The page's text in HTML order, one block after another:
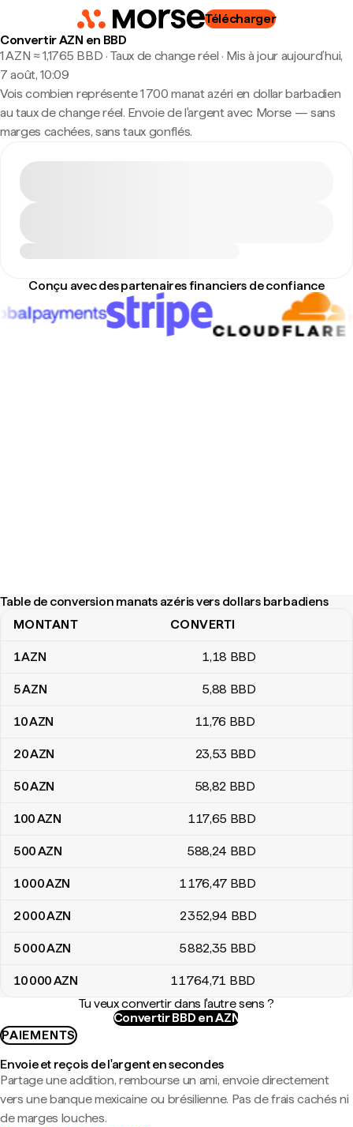
Télécharger
Convertir AZN en BBD
1 AZN ≈ 1,1765 BBD · Taux de change réel · Mis à jour aujourd’hui,
7 août, 10:09
Vois combien représente 1 700 manat azéri en dollar barbadien
au taux de change réel. Envoie de l'argent avec Morse — sans
marges cachées, sans taux gonflés.
Conçu avec des partenaires financiers de confiance
Table de conversion manats azéris vers dollars barbadiens
Table de conversion manats azéris vers dollars barbadiens
MONTANT CONVERTI
1AZN 1,18 BBD
5AZN 5,88 BBD
10AZN 11,76 BBD
20AZN 23,53 BBD
50AZN 58,82 BBD
100AZN 117,65 BBD
500AZN 588,24 BBD
1 000AZN 1 176,47 BBD
2 000AZN 2 352,94 BBD
5 000AZN 5 882,35 BBD
10 000AZN 11 764,71 BBD
Tu veux convertir dans l'autre sens ?
Convertir BBD en AZN
PAIEMENTS
Envoie et reçois de l'argent en secondes
Partage une addition, rembourse un ami, envoie directement
vers une banque mexicaine ou brésilienne. Pas de frais cachés ni
de marges louches.